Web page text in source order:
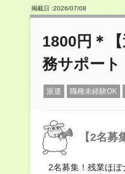
掲載日 :2026/07/08
1800円＊
務サポート
派遣 職種未経験OK
【2名
2名募集！残業ほ